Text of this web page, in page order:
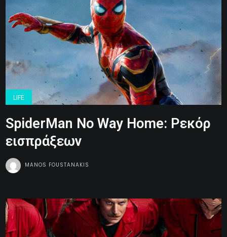
LIFE
SpiderMan No Way Home: Ρεκόρ
εισπράξεων
MANOS FOUSTANAKIS